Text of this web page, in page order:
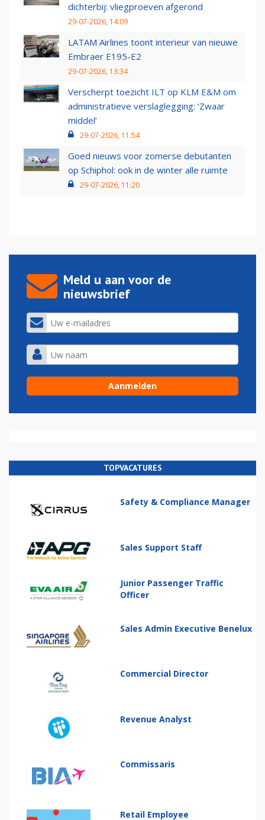
dichterbij: vliegproeven afgerond
29-07-2026, 14:09
LATAM Airlines toont interieur van nieuwe
Embraer E195-E2
29-07-2026, 13:34
Verscherpt toezicht ILT op KLM E&M om
administratieve verslaglegging: ‘Zwaar
middel’
29-07-2026, 11:54
Goed nieuws voor zomerse debutanten
op Schiphol: ook in de winter alle ruimte
29-07-2026, 11:20
Meld u aan voor de
nieuwsbrief
TOPVACATURES
Safety & Compliance Manager
Sales Support Staff
Junior Passenger Traffic
Officer
Sales Admin Executive Benelux
Commercial Director
Revenue Analyst
Commissaris
Retail Employee